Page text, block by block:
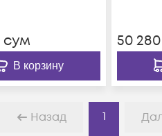
сум
В корзину
50 280
Назад 1